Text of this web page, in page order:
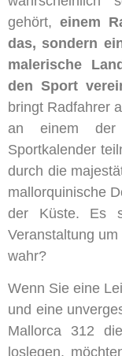
gehört,einem
das, sondern
malerische
den Sport
bringt Radfahrer
an einem der
Sportkalender
durch die
mallorquinische
der Küste. Es
Veranstaltung
wahr?
Wenn Sie eine
und eine
Mallorca 312
loslegen,